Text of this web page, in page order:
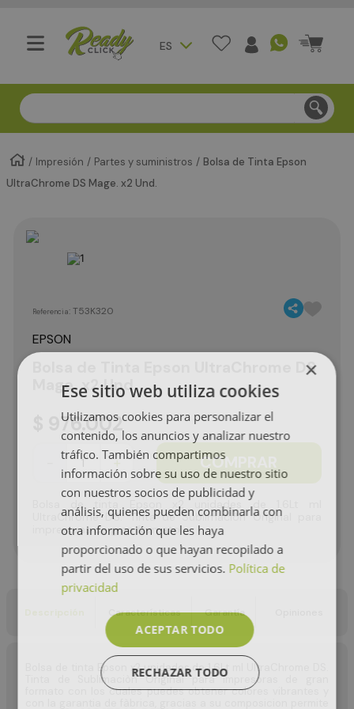
ES
Compra segura - Entregas en Bogotá en menos de 3
Impresión Partes y suministros
Bolsa de Tinta Epson
UltraChrome DS Mage. x2 Und.
Referencia:T53K320
EPSON
Bolsa de Tinta Epson UltraChrome DS
Mage. x2 Und.
976.002
＋ COMPRAR
Bolsa de tinta Epson x2 unidades de 1.6Lt ml
UltraChrome DS. Tinta de Sublimaciòn Original para
impresoras de gran formato
Características Garantía
Bolsa de tinta Epson x2 unidades de 1.6Lt ml UltraChrome DS.
Tinta de Sublimaciòn Original para impresoras de gran
formato con los cuales puedes obtener colores vibrantes y
×
Ese sitio web utiliza cookies
Utilizamos cookies para personalizar el
contenido, los anuncios y analizar nuestro
tráfico. También compartimos
información sobre su uso de nuestro sitio
con nuestros socios de publicidad y
análisis, quienes pueden combinarla con
otra información que les haya
proporcionado o que hayan recopilado a
partir del uso de sus servicios. Política de
privacidad
ACEPTAR TODO
RECHAZAR TODO